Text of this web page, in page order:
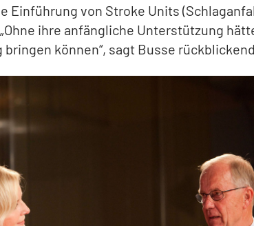
Einführung von Stroke Units
ihre anfängliche Unterstützung
bringen können“, sagt Busse